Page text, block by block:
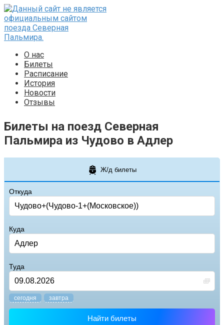
Перейти
к
контенту
О нас
Билеты
Расписание
История
Новости
Отзывы
Билеты на поезд Северная
Пальмира из Чудово в Адлер
Ж/д билеты
Откуда
Куда
Туда
завтра
cегодня
Найти билеты